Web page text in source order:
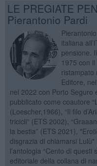
LE PREGIATE
Pierantonio Pardi
italiana
pensione.
1975 con il
ristampato
Editore,
nel 2022 con Porto Seguro
pubblicato come coautore
(Loescher,1966), “Il filo
tricicli” (ETS 2002),
la bestia” (ETS 2021),
disgrazia di chiamarsi
l’antologia “Cento di
editoriale della collana di